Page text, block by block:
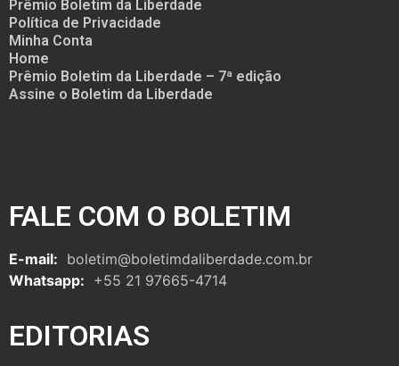
Prêmio Boletim da Liberdade
Política de Privacidade
Minha Conta
Home
Prêmio Boletim da Liberdade – 7ª edição
Assine o Boletim da Liberdade
FALE COM O BOLETIM
E-mail: boletim@boletimdaliberdade.com.br
Whatsapp: +55 21 97665-4714
EDITORIAS